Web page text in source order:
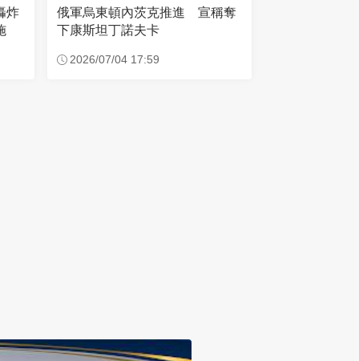
炸
俄軍烏東頓內茨克推進 宣稱奪
下康斯坦丁諾夫卡
2026/07/04 17:59